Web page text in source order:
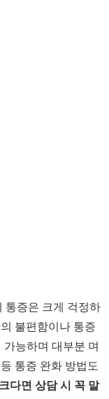
통증은 크게 걱정하
불편함이나 통증
능하며 대부분 며
통증 완화 방법도
다면 상담 시 꼭 말